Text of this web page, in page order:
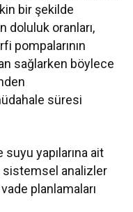
bir şekilde
doluluk oranları,
pompalarının
sağlarken böylece
süresi
yapılarına ait
sistemsel analizler
planlamaları